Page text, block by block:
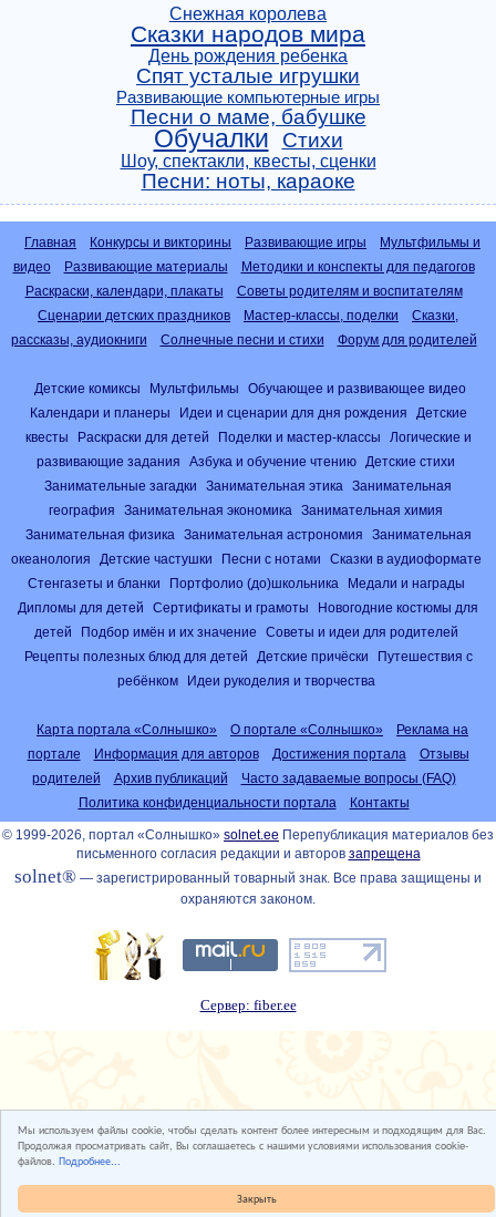
Закрыть
Мы используем файлы cookie, чтобы сделать контент более интересным и подходящим для Вас.
Продолжая просматривать сайт, Вы соглашаетесь с нашими условиями использования cookie-
файлов. Подробнее...
Снежная королева
Сказки народов мира
День рождения ребенка
Спят усталые игрушки
Развивающие компьютерные игры
Песни о маме, бабушке
Обучалки Стихи
Шоу, спектакли, квесты, сценки
Песни: ноты, караоке
Главная Конкурсы и викторины Развивающие игры
Мультфильмы и
видео
Развивающие материалы
Методики и конспекты для педагогов
Раскраски, календари, плакаты
Советы родителям и воспитателям
Сценарии детских праздников
Мастер-классы, поделки
Сказки,
рассказы, аудиокниги
Солнечные песни и стихи Форум для родителей
Детские комиксы Мультфильмы
Обучающее и развивающее видео
Календари и планеры
Идеи и сценарии для дня рождения
Детские
квесты
Раскраски для детей Поделки и мастер-классы
Логические и
развивающие задания
Азбука и обучение чтению
Детские стихи
Занимательные загадки
Занимательная этика
Занимательная
география
Занимательная экономика
Занимательная химия
Занимательная физика
Занимательная астрономия
Занимательная
океанология
Детские частушки Песни с нотами
Сказки в аудиоформате
Стенгазеты и бланки
Портфолио (до)школьника
Медали и награды
Дипломы для детей
Сертификаты и грамоты
Новогодние костюмы для
детей
Подбор имён и их значение
Советы и идеи для родителей
Рецепты полезных блюд для детей
Детские причёски
Путешествия с
ребёнком
Идеи рукоделия и творчества
Карта портала «Солнышко» О портале «Солнышко»
Реклама на
портале
Информация для авторов Достижения портала
Отзывы
родителей
Архив публикаций
Часто задаваемые вопросы (FAQ)
Политика конфиденциальности портала
Контакты
© 1999-2026, портал «Солнышко» solnet.ee Перепубликация материалов без
письменного согласия редакции и авторов запрещена
solnet® — зарегистрированный товарный знак. Все права защищены и
охраняются законом.
Сервер: fiber.ee